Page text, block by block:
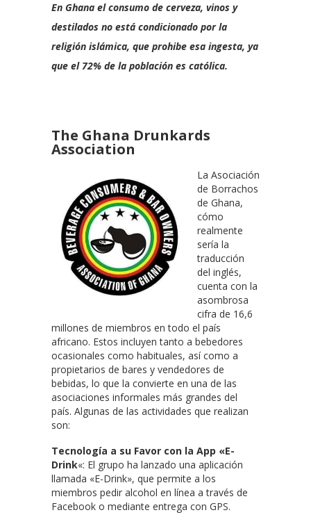
En Ghana el consumo de cerveza, vinos y
destilados no está condicionado por la
religión islámica, que prohibe esa ingesta, ya
que el 72% de la población es católica.
The Ghana Drunkards
Association
La Asociación
de Borrachos
de Ghana,
cómo
realmente
sería la
traducción
del inglés,
cuenta con la
asombrosa
cifra de 16,6
millones de miembros en todo el país
africano. Estos incluyen tanto a bebedores
ocasionales como habituales, así como a
propietarios de bares y vendedores de
bebidas, lo que la convierte en una de las
asociaciones informales más grandes del
país. Algunas de las actividades que realizan
son:
Tecnología a su Favor con la App «E-
Drink«: El grupo ha lanzado una aplicación
llamada «E-Drink», que permite a los
miembros pedir alcohol en línea a través de
Facebook o mediante entrega con GPS.